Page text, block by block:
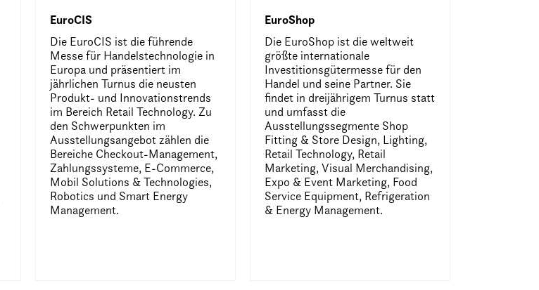
EuroCIS
Die EuroCIS ist die führende
Messe für Handelstechnologie in
Europa und präsentiert im
jährlichen Turnus die neusten
Produkt- und Innovationstrends
im Bereich Retail Technology. Zu
den Schwerpunkten im
Ausstellungsangebot zählen die
Bereiche Checkout-Management,
Zahlungssysteme, E-Commerce,
Mobil Solutions & Technologies,
Robotics und Smart Energy
Management.
EuroShop
Die EuroShop ist die weltweit
größte internationale
Investitionsgütermesse für den
Handel und seine Partner. Sie
findet in dreijährigem Turnus statt
und umfasst die
Ausstellungssegmente Shop
Fitting & Store Design, Lighting,
Retail Technology, Retail
Marketing, Visual Merchandising,
Expo & Event Marketing, Food
Service Equipment, Refrigeration
& Energy Management.